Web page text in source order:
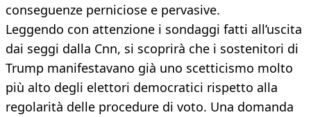
conseguenze perniciose e pervasive.
Leggendo con attenzione i sondaggi fatti all’uscita
dai seggi dalla Cnn, si scoprirà che i sostenitori di
Trump manifestavano già uno scetticismo molto
più alto degli elettori democratici rispetto alla
regolarità delle procedure di voto. Una domanda